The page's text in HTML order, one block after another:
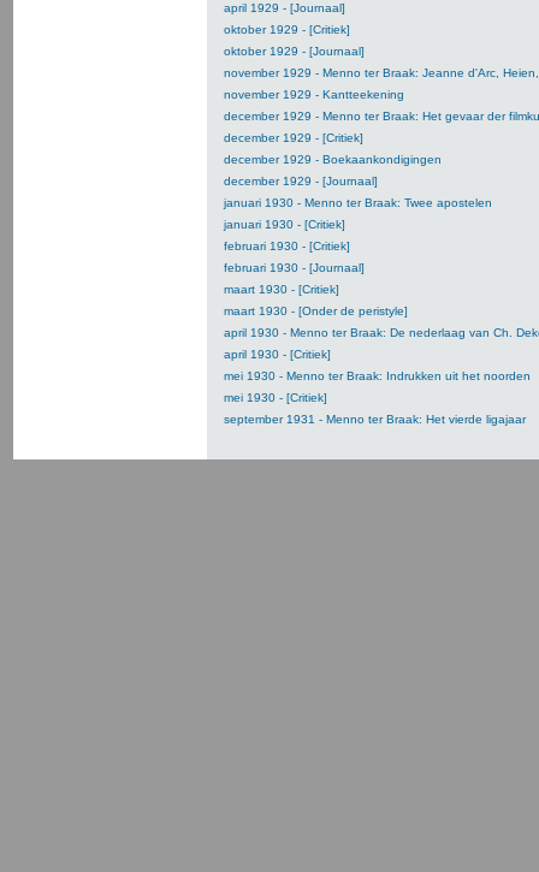
april 1929 - [Journaal]
oktober 1929 - [Critiek]
oktober 1929 - [Journaal]
november 1929 - Menno ter Braak: Jeanne d'Arc,
november 1929 - Kantteekening
december 1929 - Menno ter Braak: Het gevaar der
december 1929 - [Critiek]
december 1929 - Boekaankondigingen
december 1929 - [Journaal]
januari 1930 - Menno ter Braak: Twee apostelen
januari 1930 - [Critiek]
februari 1930 - [Critiek]
februari 1930 - [Journaal]
maart 1930 - [Critiek]
maart 1930 - [Onder de peristyle]
april 1930 - Menno ter Braak: De nederlaag van Ch.
april 1930 - [Critiek]
mei 1930 - Menno ter Braak: Indrukken uit het noorden
mei 1930 - [Critiek]
september 1931 - Menno ter Braak: Het vierde ligajaar